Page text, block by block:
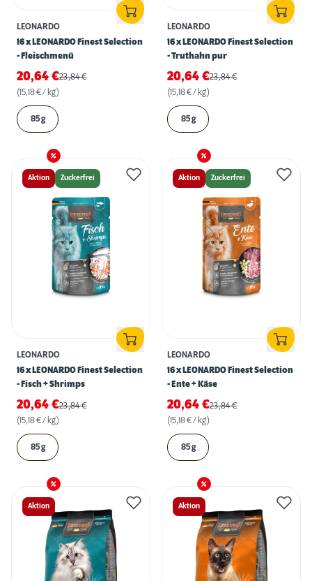
LEONARDO
16 x LEONARDO Finest Selection
- Fleischmenü
20,64 €23,84€
(15,18 € / kg)
85 g
LEONARDO
16 x LEONARDO Finest Selection
- Truthahn pur
20,64 €23,84€
(15,18 € / kg)
85 g
Aktion Zuckerfrei
LEONARDO
16 x LEONARDO Finest Selection
- Fisch + Shrimps
20,64 €23,84€
(15,18 € / kg)
85 g
Aktion Zuckerfrei
LEONARDO
16 x LEONARDO Finest Selection
- Ente + Käse
20,64 €23,84€
(15,18 € / kg)
85 g
Aktion Aktion